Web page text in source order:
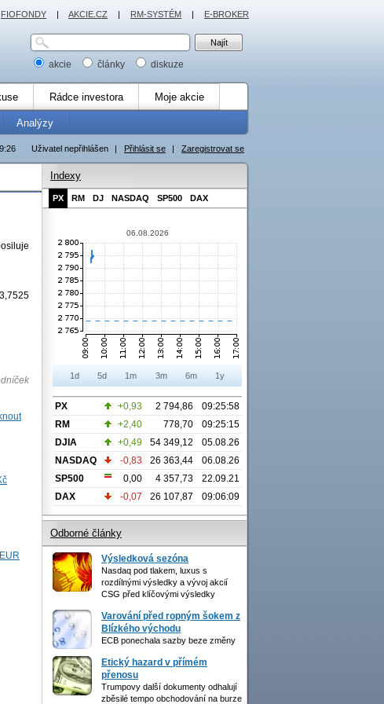
akcie články diskuze
Rádce investora Moje akcie
Analýzy
Uživatel nepřihlášen | Přihlásit se | Zaregistrovat se
Indexy
PX RM DJ NASDAQ SP500 DAX
06.08.2026
1d 5d 1m 3m 6m 1y
PX +0,93 2 794,86
09:25:58
RM
+2,40 778,70
09:25:15
DJIA
+0,49 54 349,12
05.08.26
NASDAQ
-0,83 26 363,44
06.08.26
SP500
0,00 4 357,73
22.09.21
DAX
-0,07 26 107,87 09:06:09
Odborné články
Výsledková sezóna
Nasdaq pod tlakem, luxus s
rozdílnými výsledky a vývoj akcií
CSG před klíčovými výsledky
Varování před ropným šokem z
Blízkého východu
ECB ponechala sazby beze změny
Etický hazard v přímém
přenosu
Trumpovy další dokumenty odhalují
zběsilé tempo obchodování na burze
FIOFONDY | AKCIE.CZ | RM-SYSTÉM | E-BROKER